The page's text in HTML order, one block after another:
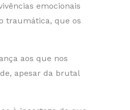
emocionais
traumática, que os
aos que nos
apesar da brutal